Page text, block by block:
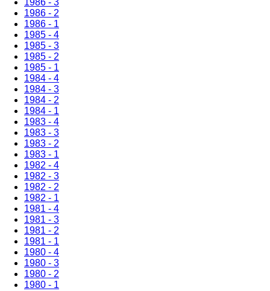
1986 - 3
1986 - 2
1986 - 1
1985 - 4
1985 - 3
1985 - 2
1985 - 1
1984 - 4
1984 - 3
1984 - 2
1984 - 1
1983 - 4
1983 - 3
1983 - 2
1983 - 1
1982 - 4
1982 - 3
1982 - 2
1982 - 1
1981 - 4
1981 - 3
1981 - 2
1981 - 1
1980 - 4
1980 - 3
1980 - 2
1980 - 1